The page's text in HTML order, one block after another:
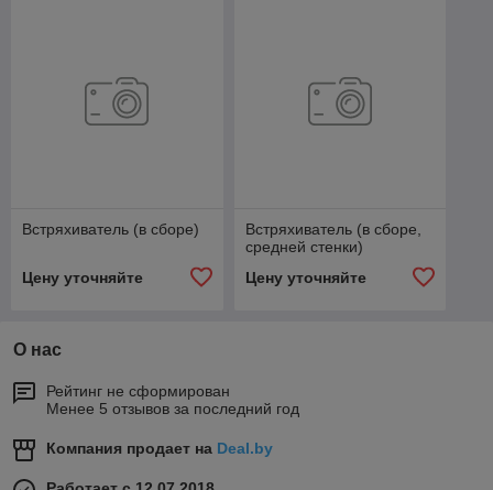
Встряхиватель (в сборе)
Цену уточняйте
Встряхиватель (в сборе,
средней стенки)
Цену уточняйте
О нас
Рейтинг не сформирован
Менее 5 отзывов за последний год
Компания продает на Deal.by